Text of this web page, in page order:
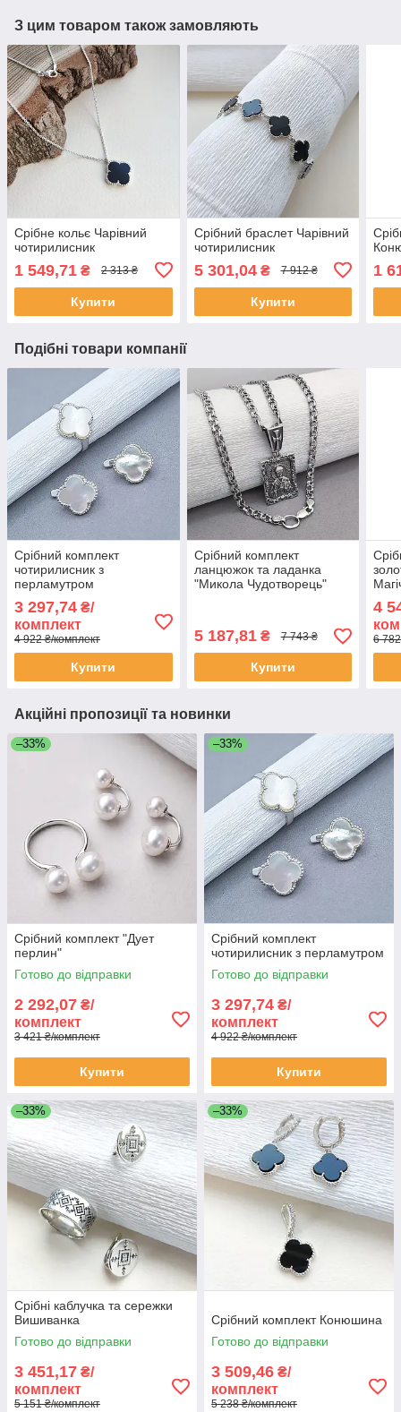
З цим товаром також замовляють
Срібне кольє Чарівний
чотирилисник
1 549,71 ₴ 2 313 ₴
Купити
Срібний браслет Чарівний
чотирилисник
5 301,04₴ 7 912 ₴
Купити
1
Подібні товари компанії
Срібний комплект
чотирилисник з
перламутром
3 297,74 ₴/
комплект
4 922 ₴/комплект
Купити
Срібний комплект
ланцюжок та ладанка
"Микола Чудотворець"
5 187,81₴ 7 743 ₴
Купити
4
6
Акційні пропозиції та новинки
–33%
Срібний комплект "Дует
перлин"
Готово до відправки
2 292,07 ₴/
комплект
3 421 ₴/комплект
Купити
–33%
Срібний комплект
чотирилисник з перламутром
Готово до відправки
3 297,74 ₴/
комплект
4 922 ₴/комплект
Купити
–33%
Срібні каблучка та сережки
Вишиванка
Готово до відправки
3 451,17 ₴/
комплект
5 151 ₴/комплект
–33%
Срібний комплект Конюшина
Готово до відправки
3 509,46 ₴/
комплект
5 238 ₴/комплект